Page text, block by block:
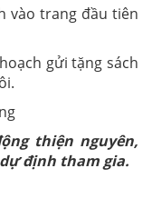
vào trang đầu tiên
gửi tặng sách
thiện nguyên,
định tham gia.